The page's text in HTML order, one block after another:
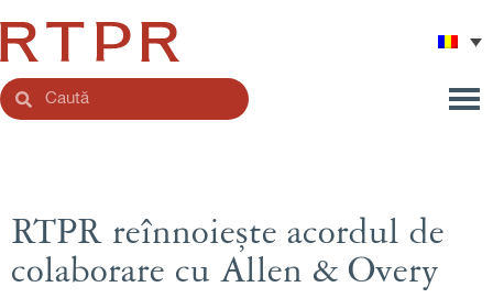
RTPR reînnoiește acordul de
colaborare cu Allen & Overy